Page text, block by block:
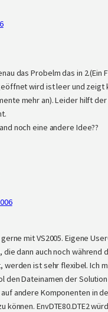
das Probelm das in 2.(Ein
wird ist leer und zeigt
mehr an). Leider hilft
noch eine andere Idee??
mit VS2005. Eigene
die dann auch noch während
werden ist sehr flexibel. Ich
den Dateinamen der
andere Komponenten in
können. EnvDTE80.DTE2